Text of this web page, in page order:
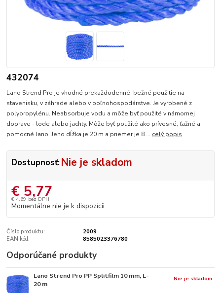
432074
Lano Strend Pro je vhodné prekaždodenné, bežné použitie na
stavenisku, v záhrade alebo v poľnohospodárstve. Je vyrobené z
polypropylénu. Neabsorbuje vodu a môže byť použité v námornej
doprave - lode alebo jachty. Môže byť použité ako prívesné, ťažné a
pomocné lano. Jeho dĺžka je 20 m a priemer je 8 ... celý popis
Dostupnosť:Nie je skladom
€ 5,77
€ 4,69 bez DPH
Momentálne nie je k dispozícii
Číslo produktu:
2009
EAN kód:
8585023376780
Odporúčané produkty
Lano Strend Pro PP Splitfilm 10 mm, L-
20 m
Nie je skladom